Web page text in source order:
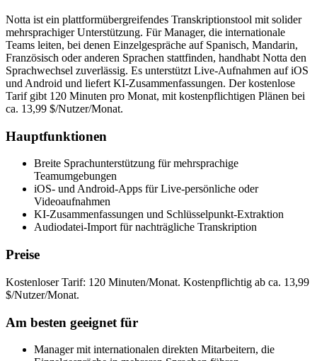
Notta ist ein plattformübergreifendes Transkriptionstool mit solider
mehrsprachiger Unterstützung. Für Manager, die internationale
Teams leiten, bei denen Einzelgespräche auf Spanisch, Mandarin,
Französisch oder anderen Sprachen stattfinden, handhabt Notta den
Sprachwechsel zuverlässig. Es unterstützt Live-Aufnahmen auf iOS
und Android und liefert KI-Zusammenfassungen. Der kostenlose
Tarif gibt 120 Minuten pro Monat, mit kostenpflichtigen Plänen bei
ca. 13,99 $/Nutzer/Monat.
Hauptfunktionen
Breite Sprachunterstützung für mehrsprachige
Teamumgebungen
iOS- und Android-Apps für Live-persönliche oder
Videoaufnahmen
KI-Zusammenfassungen und Schlüsselpunkt-Extraktion
Audiodatei-Import für nachträgliche Transkription
Preise
Kostenloser Tarif: 120 Minuten/Monat. Kostenpflichtig ab ca. 13,99
$/Nutzer/Monat.
Am besten geeignet für
Manager mit internationalen direkten Mitarbeitern, die